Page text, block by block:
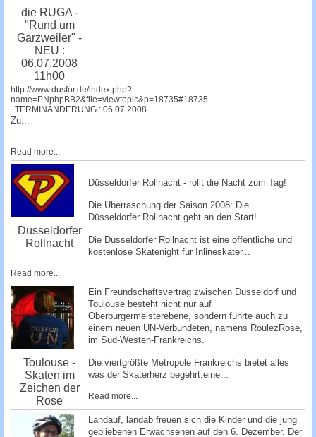
die RUGA -
"Rund um
Garzweiler" -
NEU :
06.07.2008
11h00
http://www.dusfor.de/index.php?
name=PNphpBB2&file=viewtopic&p=18735#18735
TERMINÄNDERUNG : 06.07.2008
Zu...
Read more...
Düsseldorfer
Rollnacht
Düsseldorfer Rollnacht - rollt die Nacht zum Tag!
Die Überraschung der Saison 2008: Die
Düsseldorfer Rollnacht geht an den Start!
Die Düsseldorfer Rollnacht ist eine öffentliche und
kostenlose Skatenight für Inlineskater...
Read more...
Toulouse -
Skaten im
Zeichen der
Rose
Ein Freundschaftsvertrag zwischen Düsseldorf und
Toulouse besteht nicht nur auf
Oberbürgermeisterebene, sondern führte auch zu
einem neuen UN-Verbündeten, namens RoulezRose,
im Süd-Westen-Frankreichs.
Die viertgrößte Metropole Frankreichs bietet alles
was der Skaterherz begehrt:eine...
Read more...
Landauf, landab freuen sich die Kinder und die jung
gebliebenen Erwachsenen auf den 6. Dezember. Der